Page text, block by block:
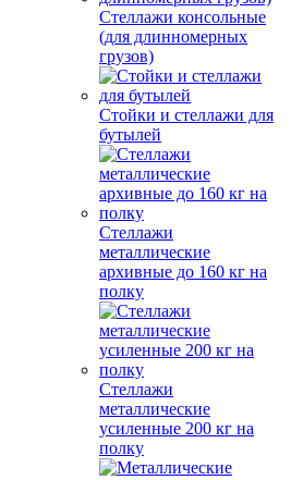
Стеллажи консольные
(для длинномерных
грузов)
Стойки и стеллажи для
бутылей
Стеллажи
металлические
архивные до 160 кг на
полку
Стеллажи
металлические
усиленные 200 кг на
полку